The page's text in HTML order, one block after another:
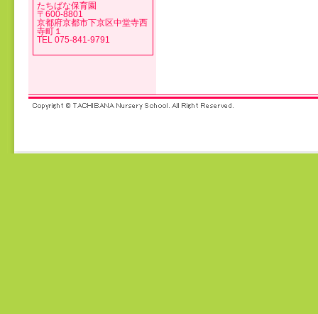
たちばな保育園
〒600-8801
京都府京都市下京区中堂寺西
寺町１
TEL 075-841-9791